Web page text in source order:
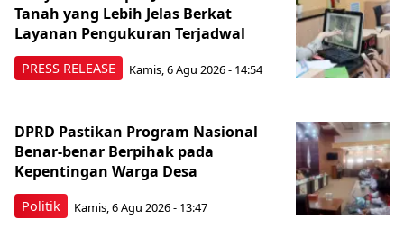
PRESS RELEASE
Tanah yang Lebih Jelas Berkat
Layanan Pengukuran Terjadwal
Kamis, 6 Agu 2026 - 14:54
Politik
DPRD Pastikan Program Nasional
Benar-benar Berpihak pada
Kepentingan Warga Desa
Kamis, 6 Agu 2026 - 13:47